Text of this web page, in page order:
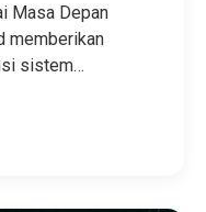
Masa Depan
memberikan
sistem…